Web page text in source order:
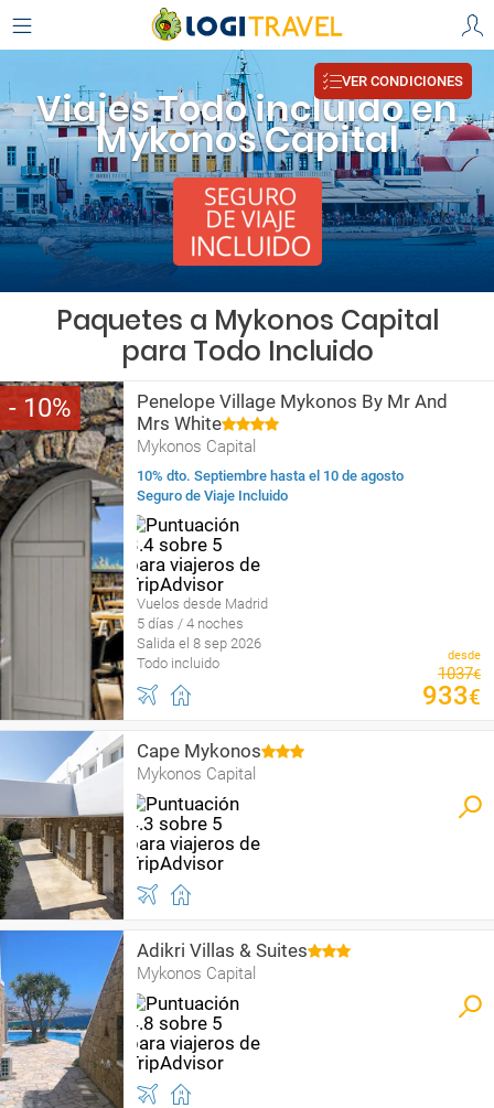
Viajes Todo incluido en
Mykonos Capital
VER CONDICIONES
Paquetes a Mykonos Capital
para Todo Incluido
10
Penelope Village Mykonos By Mr And
Mrs White
Mykonos Capital
10% dto. Septiembre hasta el 10 de agosto
Seguro de Viaje Incluido
Vuelos desde Madrid
5 días / 4 noches
Salida el 8 sep 2026
Todo incluido
desde
1037€
933€
Cape Mykonos
Mykonos Capital
Adikri Villas & Suites
Mykonos Capital